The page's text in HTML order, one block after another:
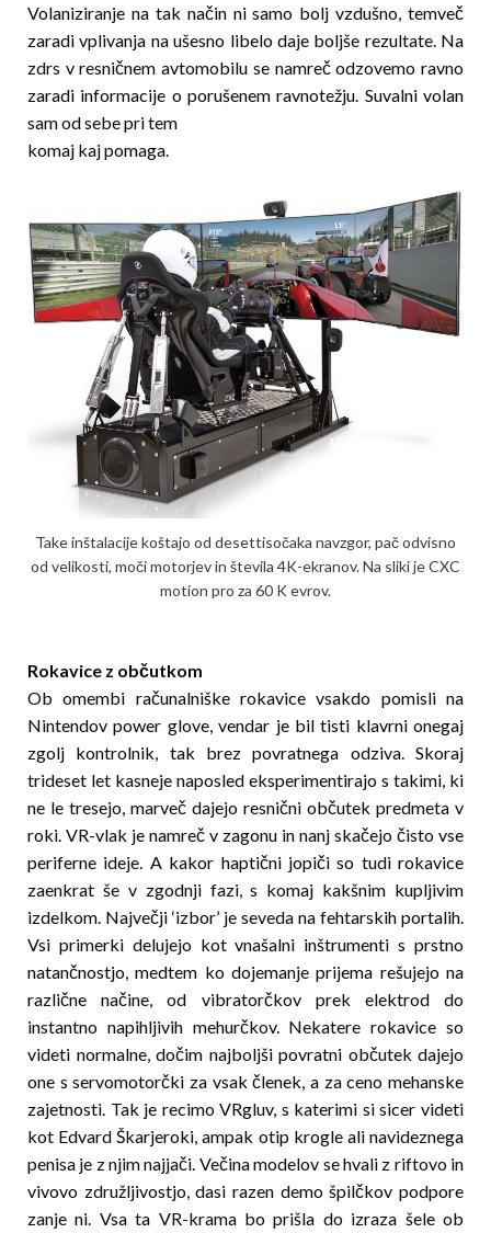
Volaniziranje na tak način ni samo bolj vzdušno, temveč
zaradi vplivanja na ušesno libelo daje boljše rezultate. Na
zdrs v resničnem avtomobilu se namreč odzovemo ravno
zaradi informacije o porušenem ravnotežju. Suvalni volan
sam od sebe pri tem
komaj kaj pomaga.
Take inštalacije koštajo od desettisočaka navzgor, pač odvisno
od velikosti, moči motorjev in števila 4K-ekranov. Na sliki je CXC
motion pro za 60 K evrov.
Rokavice z občutkom
Ob omembi računalniške rokavice vsakdo pomisli na
Nintendov power glove, vendar je bil tisti klavrni onegaj
zgolj kontrolnik, tak brez povratnega odziva. Skoraj
trideset let kasneje naposled eksperimentirajo s takimi, ki
ne le tresejo, marveč dajejo resnični občutek predmeta v
roki. VR-vlak je namreč v zagonu in nanj skačejo čisto vse
periferne ideje. A kakor haptični jopiči so tudi rokavice
zaenkrat še v zgodnji fazi, s komaj kakšnim kupljivim
izdelkom. Največji ‘izbor’ je seveda na fehtarskih portalih.
Vsi primerki delujejo kot vnašalni inštrumenti s prstno
natančnostjo, medtem ko dojemanje prijema rešujejo na
različne načine, od vibratorčkov prek elektrod do
instantno napihljivih mehurčkov. Nekatere rokavice so
videti normalne, dočim najboljši povratni občutek dajejo
one s servomotorč­ki za vsak členek, a za ceno mehanske
zajetnosti. Tak je recimo VRgluv, s kateri­mi si sicer videti
kot Edvard Škarjeroki, ampak otip krogle ali navideznega
penisa je z njim najjači. Večina modelov se hvali z riftovo in
vivovo združlji­vos­tjo, da­­si razen demo špilčkov podpore
zanje ni. Vsa ta VR-krama bo prišla do izraza šele ob